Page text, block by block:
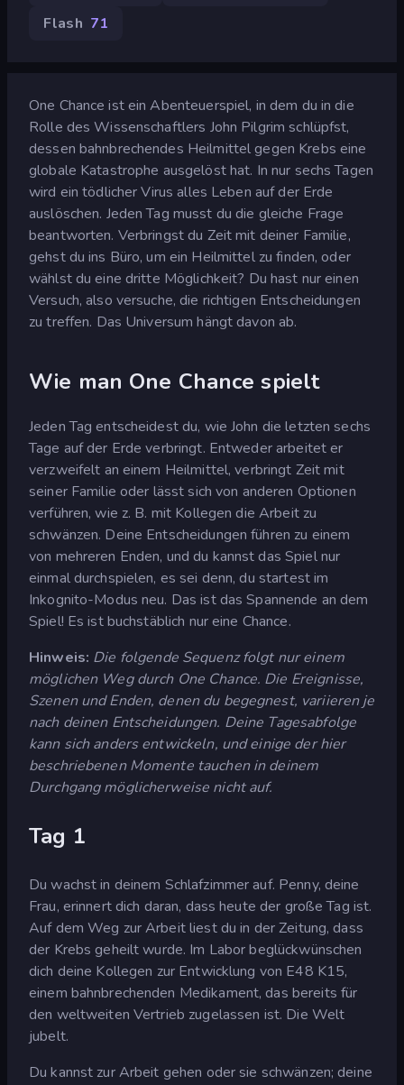
Flash 71
One Chance ist ein Abenteuerspiel, in dem du in die
Rolle des Wissenschaftlers John Pilgrim schlüpfst,
dessen bahnbrechendes Heilmittel gegen Krebs eine
globale Katastrophe ausgelöst hat. In nur sechs Tagen
wird ein tödlicher Virus alles Leben auf der Erde
auslöschen. Jeden Tag musst du die gleiche Frage
beantworten. Verbringst du Zeit mit deiner Familie,
gehst du ins Büro, um ein Heilmittel zu finden, oder
wählst du eine dritte Möglichkeit? Du hast nur einen
Versuch, also versuche, die richtigen Entscheidungen
zu treffen. Das Universum hängt davon ab.
Wie man One Chance spielt
Jeden Tag entscheidest du, wie John die letzten sechs
Tage auf der Erde verbringt. Entweder arbeitet er
verzweifelt an einem Heilmittel, verbringt Zeit mit
seiner Familie oder lässt sich von anderen Optionen
verführen, wie z. B. mit Kollegen die Arbeit zu
schwänzen. Deine Entscheidungen führen zu einem
von mehreren Enden, und du kannst das Spiel nur
einmal durchspielen, es sei denn, du startest im
Inkognito-Modus neu. Das ist das Spannende an dem
Spiel! Es ist buchstäblich nur eine Chance.
Hinweis: Die folgende Sequenz folgt nur einem
möglichen Weg durch One Chance. Die Ereignisse,
Szenen und Enden, denen du begegnest, variieren je
nach deinen Entscheidungen. Deine Tagesabfolge
kann sich anders entwickeln, und einige der hier
beschriebenen Momente tauchen in deinem
Durchgang möglicherweise nicht auf.
Tag 1
Du wachst in deinem Schlafzimmer auf. Penny, deine
Frau, erinnert dich daran, dass heute der große Tag ist.
Auf dem Weg zur Arbeit liest du in der Zeitung, dass
der Krebs geheilt wurde. Im Labor beglückwünschen
dich deine Kollegen zur Entwicklung von E48 K15,
einem bahnbrechenden Medikament, das bereits für
den weltweiten Vertrieb zugelassen ist. Die Welt
jubelt.
Du kannst zur Arbeit gehen oder sie schwänzen; deine